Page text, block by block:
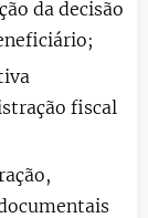
da decisão
fiscal